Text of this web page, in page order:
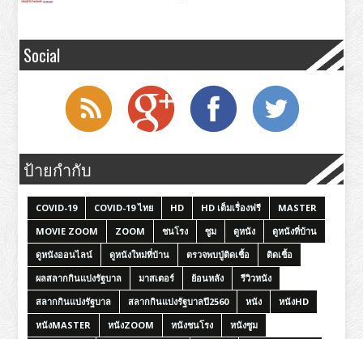
Social
ป้ายกำกับ
COVID-19 COVID-19 ไทย HD HD เต็มเรื่องฟรี
MASTER
MOVIE ZOOM
ZOOM ชนโรง ซูม ดูหนัง
ดูหนังที่บ้าน
ดูหนังออนไลน์
ดูหนังใหม่ที่บ้าน ตรวจพบปู่ติดเชื้อ
ติดเชื้อ
ผลสลากกินแบ่งรัฐบาล
มาสเตอร์ ย้อนหลัง
รีวิวหนัง
สลากกินแบ่งรัฐบาล
สลากกินแบ่งรัฐบาลปี2560 หนัง
หนังHD
หนังMASTER
หนังZOOM หนังชนโรง
หนังซูม